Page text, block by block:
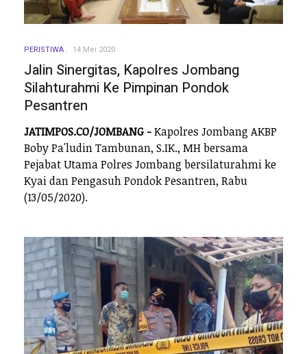
PERISTIWA 14 Mei 2020
Jalin Sinergitas, Kapolres Jombang
Silahturahmi Ke Pimpinan Pondok
Pesantren
JATIMPOS.CO/JOMBANG -Kapolres Jombang AKBP
Boby Pa'ludin Tambunan, S.IK., MH bersama
Pejabat Utama Polres Jombang bersilaturahmi ke
Kyai dan Pengasuh Pondok Pesantren, Rabu
(13/05/2020).